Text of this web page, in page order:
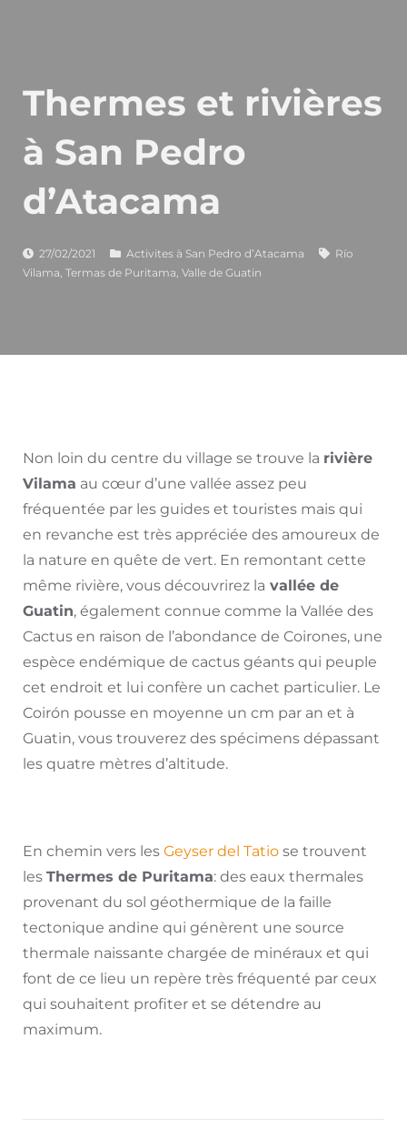
Thermes et rivières
à San Pedro
d’Atacama
27/02/2021 Activites à San Pedro d’Atacama
Río
Vilama, Termas de Puritama, Valle de Guatin
Non loin du centre du village se trouve la rivière
Vilama au cœur d’une vallée assez peu
fréquentée par les guides et touristes mais qui
en revanche est très appréciée des amoureux de
la nature en quête de vert. En remontant cette
même rivière, vous découvrirez la vallée de
Guatin, également connue comme la Vallée des
Cactus en raison de l’abondance de Coirones, une
espèce endémique de cactus géants qui peuple
cet endroit et lui confère un cachet particulier. Le
Coirón pousse en moyenne un cm par an et à
Guatin, vous trouverez des spécimens dépassant
les quatre mètres d’altitude.
En chemin vers les Geyser del Tatio se trouvent
les Thermes de Puritama: des eaux thermales
provenant du sol géothermique de la faille
tectonique andine qui génèrent une source
thermale naissante chargée de minéraux et qui
font de ce lieu un repère très fréquenté par ceux
qui souhaitent profiter et se détendre au
maximum.